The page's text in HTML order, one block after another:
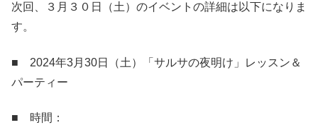
次回、３月３０日（土）のイベントの詳細は以下になりま
す。
■ 2024年3月30日（土）「サルサの夜明け」レッスン＆
パーティー
■ 時間：